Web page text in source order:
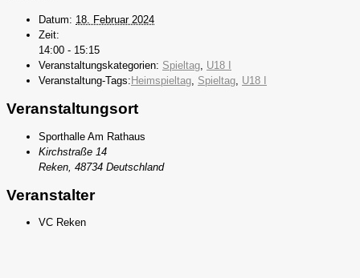
Datum: 18. Februar 2024
Zeit:
14:00 - 15:15
Veranstaltungskategorien: Spieltag U18 I
Veranstaltung-Tags: Heimspieltag Spieltag U18 I
Veranstaltungsort
Sporthalle Am Rathaus
Kirchstraße 14
Reken 48734 Deutschland
Veranstalter
VC Reken